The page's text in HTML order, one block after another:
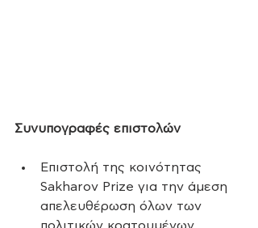
Συνυπογραφές επιστολών
Επιστολή της κοινότητας
Sakharov Prize για την άμεση
απελευθέρωση όλων των
πολιτικών κρατουμένων